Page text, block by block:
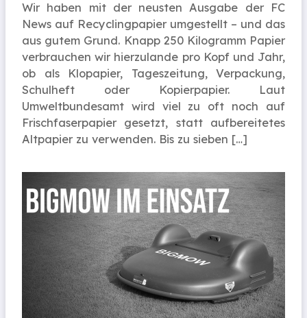
Wir haben mit der neusten Ausgabe der FC
News auf Recyclingpapier umgestellt – und das
aus gutem Grund. Knapp 250 Kilogramm Papier
verbrauchen wir hierzulande pro Kopf und Jahr,
ob als Klopapier, Tageszeitung, Verpackung,
Schulheft oder Kopierpapier. Laut
Umweltbundesamt wird viel zu oft noch auf
Frischfaserpapier gesetzt, statt aufbereitetes
Altpapier zu verwenden. Bis zu sieben […]